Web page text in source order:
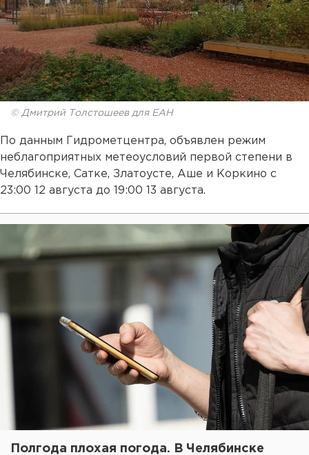
© Дмитрий Толстошеев для ЕАН
По данным Гидрометцентра, объявлен режим
неблагоприятных метеоусловий первой степени в
Челябинске, Сатке, Златоусте, Аше и Коркино с
23:00 12 августа до 19:00 13 августа.
Полгода плохая погода. В Челябинске